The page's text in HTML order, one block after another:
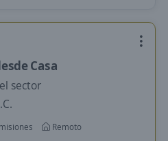
Casa
sector
Remoto